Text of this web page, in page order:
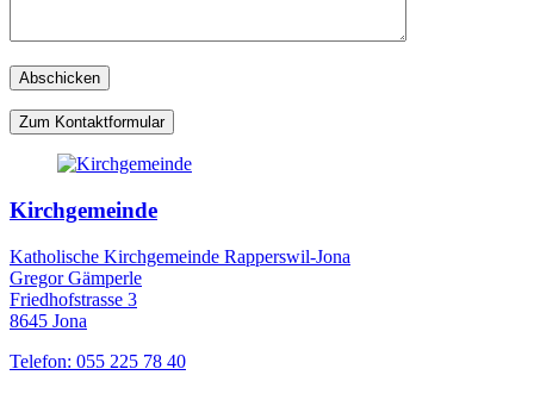
Zum Kontaktformular
Kirchgemeinde
Katholische Kirchgemeinde Rapperswil-Jona
Gregor Gämperle
Friedhofstrasse 3
8645 Jona
Telefon: 055 225 78 40